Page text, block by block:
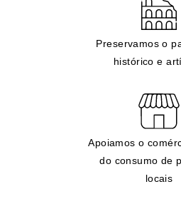
Preservamos o
histórico e
Apoiamos o
do consumo de
locais